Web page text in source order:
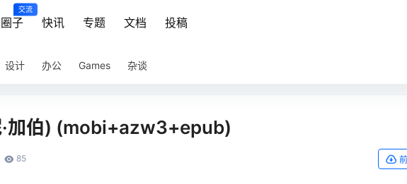
圈子
交流
快讯 专题 文档 投稿
设计 办公 Games 杂谈
加伯) (mobi+azw3+epub)
85